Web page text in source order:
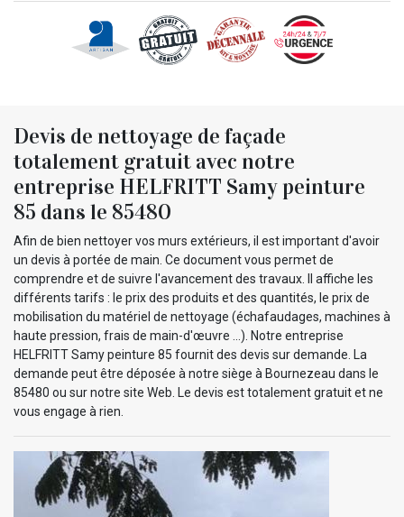
Devis de nettoyage de façade
totalement gratuit avec notre
entreprise HELFRITT Samy peinture
85 dans le 85480
Afin de bien nettoyer vos murs extérieurs, il est important d'avoir
un devis à portée de main. Ce document vous permet de
comprendre et de suivre l'avancement des travaux. Il affiche les
différents tarifs : le prix des produits et des quantités, le prix de
mobilisation du matériel de nettoyage (échafaudages, machines à
haute pression, frais de main-d'œuvre ...). Notre entreprise
HELFRITT Samy peinture 85 fournit des devis sur demande. La
demande peut être déposée à notre siège à Bournezeau dans le
85480 ou sur notre site Web. Le devis est totalement gratuit et ne
vous engage à rien.